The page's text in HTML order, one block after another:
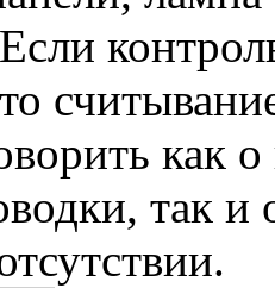
как
так